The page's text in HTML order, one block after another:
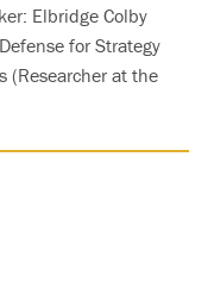
Elbridge Colby
for Strategy
(Researcher at the